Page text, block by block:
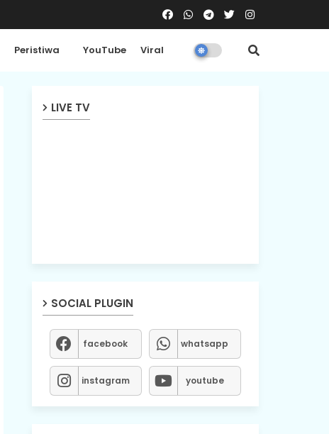
Peristiwa YouTube Viral
LIVE TV
SOCIAL PLUGIN
facebook whatsapp
instagram youtube